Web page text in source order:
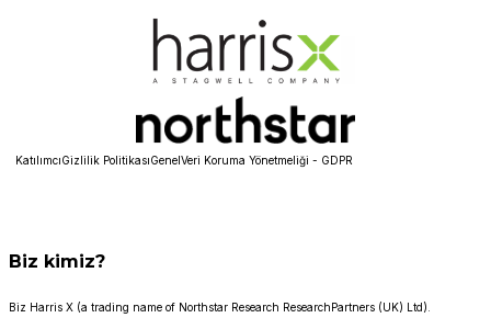
KatılımcıGizlilik PolitikasıGenelVeri Koruma Yönetmeliği - GDPR
Biz kimiz?
Biz Harris X (a trading name of Northstar Research ResearchPartners (UK) Ltd).